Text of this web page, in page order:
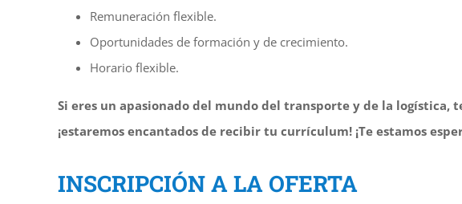
Remuneración flexible.
Oportunidades de formación y de crecimiento.
Horario flexible.
Si eres un apasionado del mundo del transporte y de la logística,
¡estaremos encantados de recibir tu currículum! ¡Te estamos
INSCRIPCIÓN A LA OFERTA